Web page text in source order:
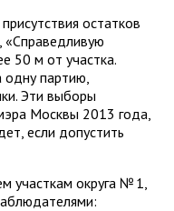
остатков
«Справедливую
50 м от участка.
партию,
Эти выборы
Москвы 2013 года,
если допустить
участкам округа № 1,